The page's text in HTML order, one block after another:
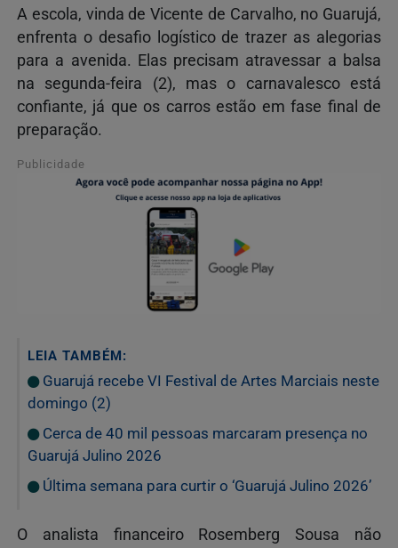
A escola, vinda de Vicente de Carvalho, no Guarujá,
enfrenta o desafio logístico de trazer as alegorias
para a avenida. Elas precisam atravessar a balsa
na segunda-feira (2), mas o carnavalesco está
confiante, já que os carros estão em fase final de
preparação.
Publicidade
LEIA TAMBÉM:
Guarujá recebe VI Festival de Artes Marciais neste
domingo (2)
Cerca de 40 mil pessoas marcaram presença no
Guarujá Julino 2026
Última semana para curtir o ‘Guarujá Julino 2026’
O analista financeiro Rosemberg Sousa não